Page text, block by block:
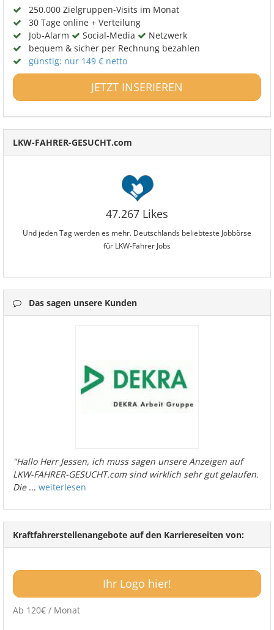
250.000 Zielgruppen-Visits im Monat
30 Tage online + Verteilung
Job-Alarm
Social-Media
Netzwerk
bequem & sicher per Rechnung bezahlen
günstig: nur 149 € netto
JETZT INSERIEREN
LKW-FAHRER-GESUCHT.com
47.267 Likes
Und jeden Tag werden es mehr. Deutschlands beliebteste Jobbörse
für LKW-Fahrer Jobs
Das sagen unsere Kunden
"Hallo Herr Jessen, ich muss sagen unsere Anzeigen auf
LKW-FAHRER-GESUCHT.com sind wirklich sehr gut gelaufen.
Die... weiterlesen
Kraftfahrerstellenangebote auf den Karriereseiten von:
Ihr Logo hier!
Ab 120€ / Monat